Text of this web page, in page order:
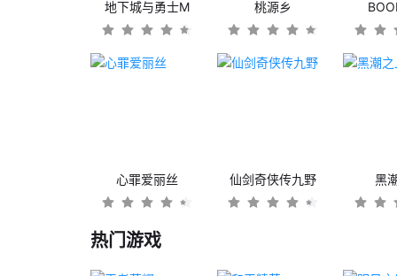
地下城与勇士M 桃源乡
心罪爱丽丝 仙剑奇侠传九野 黑
热门游戏